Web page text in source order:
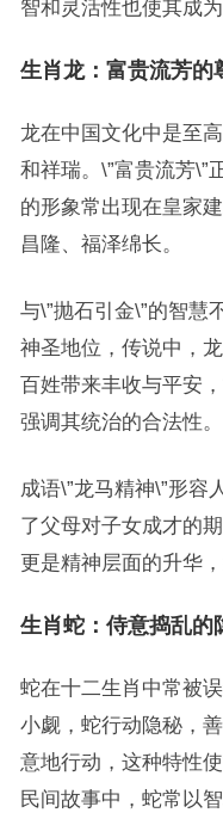
智和灵活性也使其成
生肖龙：富贵流芳的
龙在中国文化中是至
和祥瑞。\”富贵流芳\”
的形象常出现在皇家
昌隆、福泽绵长。
与\”抛石引金\”的智慧
神圣地位，传说中，
百姓带来丰收与平安
强调其统治的合法性。
成语\”龙马精神\”形容
了父母对子女成才的
更是精神层面的升华
生肖蛇：侍意捣乱的
蛇在十二生肖中常被
小觑，蛇行动隐秘，
意地行动，这种特性
民间故事中，蛇常以